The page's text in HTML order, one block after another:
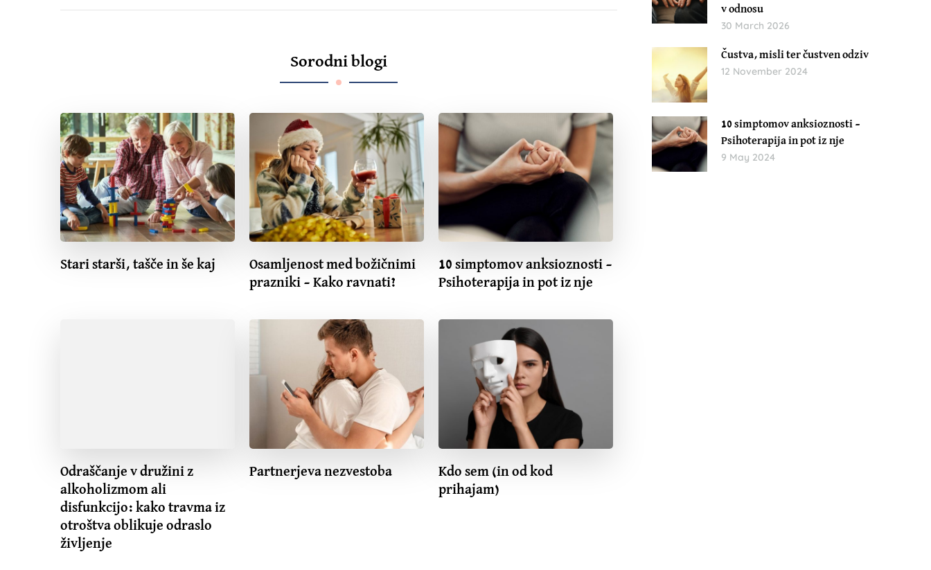
Sorodni blogi
Stari starši, tašče in še kaj
Osamljenost med božičnimi
prazniki – Kako ravnati?
10 simptomov anksioznosti –
Psihoterapija in pot iz nje
Odraščanje v družini z
alkoholizmom ali
disfunkcijo: kako travma iz
otroštva oblikuje odraslo
življenje
Partnerjeva nezvestoba
Kdo sem (in od kod
prihajam)
v odnosu
30 March 2026
Čustva, misli ter čustven odziv
12 November 2024
10 simptomov anksioznosti –
Psihoterapija in pot iz nje
9 May 2024